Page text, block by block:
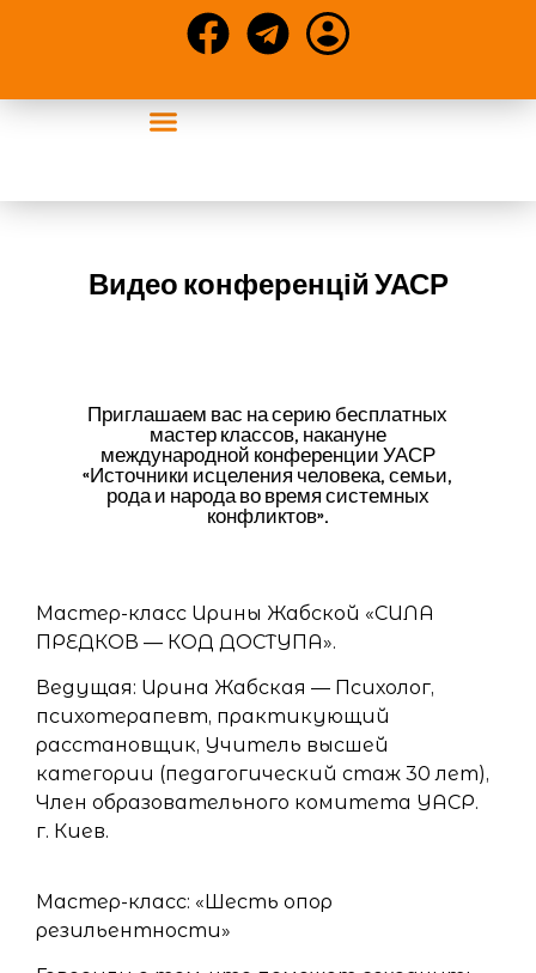
Видео конференцій УАСР
Приглашаем вас на серию бесплатных
мастер классов, накануне
международной конференции УАСР
«Источники исцеления человека, семьи,
рода и народа во время системных
конфликтов».
Мастер-класс Ирины Жабской «СИЛА
ПРЕДКОВ — КОД ДОСТУПА».
Ведущая: Ирина Жабская — Психолог,
психотерапевт, практикующий
расстановщик, Учитель высшей
категории (педагогический стаж 30 лет),
Член образовательного комитета УАСР.
г. Киев.
Мастер-класс: «Шесть опор
резильентности»